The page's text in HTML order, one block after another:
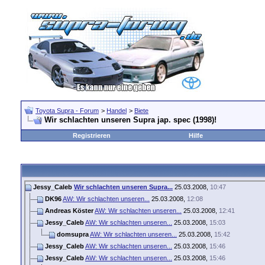
Toyota Supra - Forum > Handel > Biete
Wir schlachten unseren Supra jap. spec (1998)!
Registrieren
Hilfe
Jessy_Caleb Wir schlachten unseren Supra... 25.03.2008, 10:47
DK96AW: Wir schlachten unseren... 25.03.2008, 12:08
Andreas KösterAW: Wir schlachten unseren... 25.03.2008, 12:41
Jessy_CalebAW: Wir schlachten unseren... 25.03.2008, 15:03
domsupraAW: Wir schlachten unseren... 25.03.2008, 15:42
Jessy_CalebAW: Wir schlachten unseren... 25.03.2008, 15:46
Jessy_CalebAW: Wir schlachten unseren... 25.03.2008, 15:46